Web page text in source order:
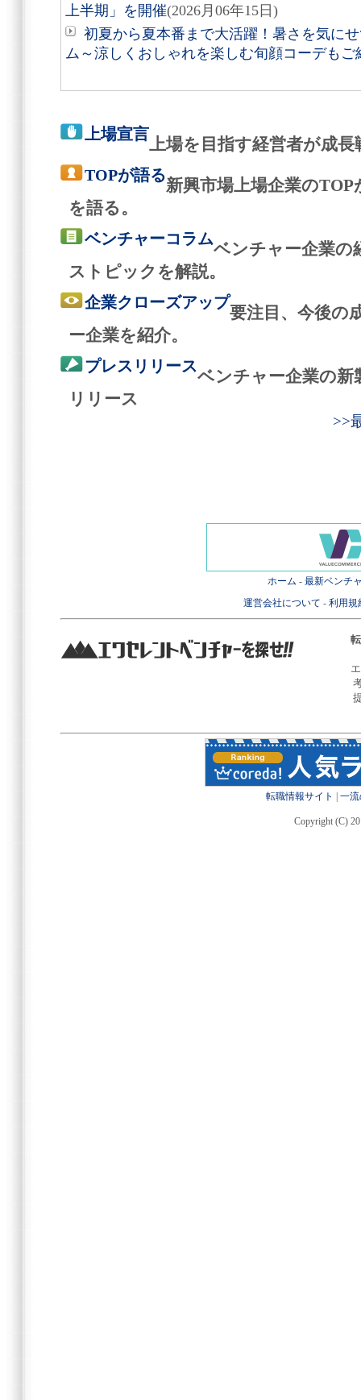
上半期」を開催(2026月06年15日)
初夏から夏本番まで大活躍！暑さを気に
ム～涼しくおしゃれを楽しむ旬顔コーデもご
上場宣言
上場を目指す経営者が成
TOPが語る
新興市場上場企業の
を語る。
ベンチャーコラム
ベンチャー企業の
ストピックを解説。
企業クローズアップ
要注目、今後の
ー企業を紹介。
プレスリリース
ベンチャー企業の新
リリース
>>
ホーム - 最新ベンチ
運営会社について - 利用規
転職情報サイト 一
Copyright (C)